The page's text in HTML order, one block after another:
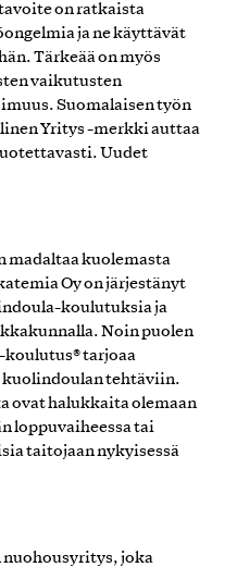
on ratkaista
ja ne käyttävät
Tärkeää on myös
vaikutusten
Suomalaisen työn
Yritys -merkki auttaa
Uudet
madaltaa kuolemasta
Oy on järjestänyt
koulutuksia ja
Noin puolen
tarjoaa
tehtäviin.
ovat halukkaita olemaan
loppuvaiheessa tai
taitojaan nykyisessä
nuohousyritys, joka